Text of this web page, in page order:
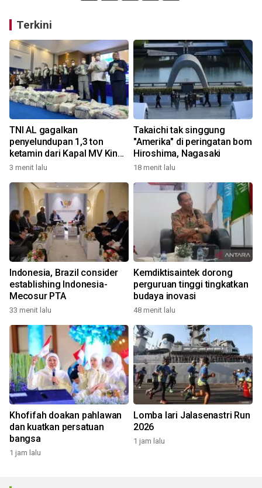
Terkini
TNI AL gagalkan
penyelundupan 1,3 ton
ketamin dari Kapal MV King
Sun
3 menit lalu
Takaichi tak singgung
"Amerika" di peringatan bom
Hiroshima, Nagasaki
18 menit lalu
Indonesia, Brazil consider
establishing Indonesia-
Mecosur PTA
33 menit lalu
Kemdiktisaintek dorong
perguruan tinggi tingkatkan
budaya inovasi
48 menit lalu
Khofifah doakan pahlawan
dan kuatkan persatuan
bangsa
1 jam lalu
Lomba lari Jalasenastri Run
2026
1 jam lalu